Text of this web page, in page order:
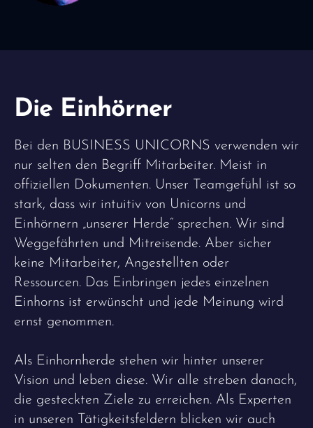
Die Einhörner
Bei den BUSINESS UNICORNS verwenden wir
nur selten den Begriff Mitarbeiter. Meist in
offiziellen Dokumenten. Unser Teamgefühl ist so
stark, dass wir intuitiv von Unicorns und
Einhörnern „unserer Herde“ sprechen. Wir sind
Weggefährten und Mitreisende. Aber sicher
keine Mitarbeiter, Angestellten oder
Ressourcen. Das Einbringen jedes einzelnen
Einhorns ist erwünscht und jede Meinung wird
ernst genommen.
Als Einhornherde stehen wir hinter unserer
Vision und leben diese. Wir alle streben danach,
die gesteckten Ziele zu erreichen. Als Experten
in unseren Tätigkeitsfeldern blicken wir auch